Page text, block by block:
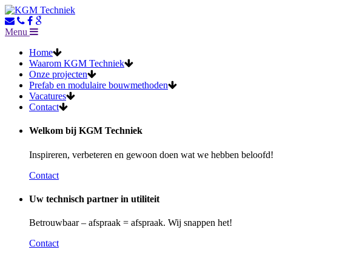
Menu
Home
Waarom KGM Techniek
Onze projecten
Prefab en modulaire bouwmethoden
Vacatures
Contact
Welkom bij KGM Techniek
Inspireren, verbeteren en gewoon doen wat we hebben beloofd!
Contact
Uw technisch partner in utiliteit
Betrouwbaar – afspraak = afspraak. Wij snappen het!
Contact